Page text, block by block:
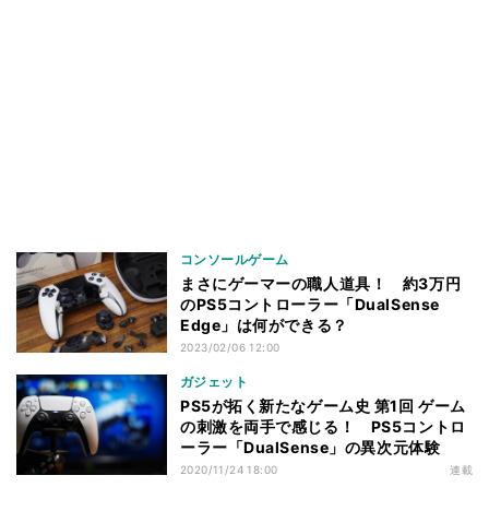
コンソールゲーム
まさにゲーマーの職人道具！ 約3万円
のPS5コントローラー「DualSense
Edge」は何ができる？
2023/02/06 12:00
ガジェット
PS5が拓く新たなゲーム史 第1回 ゲーム
の刺激を両手で感じる！ PS5コントロ
ーラー「DualSense」の異次元体験
2020/11/24 18:00 連載